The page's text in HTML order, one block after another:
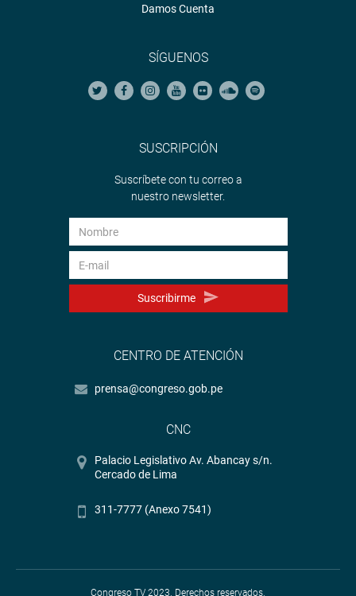
Damos Cuenta
SÍGUENOS
SUSCRIPCIÓN
Suscríbete con tu correo a
nuestro newsletter.
Suscribirme
CENTRO DE ATENCIÓN
prensa@congreso.gob.pe
CNC
Palacio Legislativo Av. Abancay s/n.
Cercado de Lima
311-7777 (Anexo 7541)
Congreso TV 2023. Derechos reservados.